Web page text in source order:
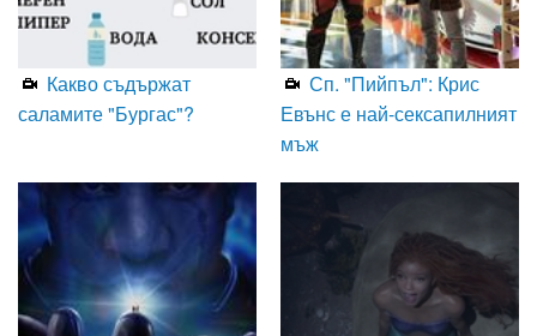
Какво съдържат
саламите "Бургас"?
Сп. "Пийпъл": Крис
Евънс е най-сексапилният
мъж